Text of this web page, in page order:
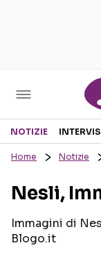
Sezioni
RECENSIONI
INTERVISTE
GOSSIP E
NOTIZIE
Home Notizie
Nesli,
Immagini di
Blogo.it